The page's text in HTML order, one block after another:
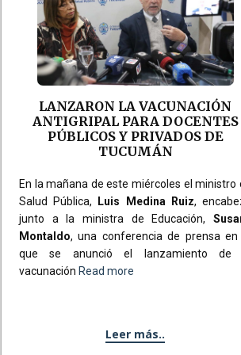
LANZARON LA VACUNACIÓN
ANTIGRIPAL PARA DOCENTES
PÚBLICOS Y PRIVADOS DE
TUCUMÁN
En la mañana de este miércoles el ministro
Salud Pública, Luis Medina Ruiz,
junto a la ministra de Educación,
Montaldo, una conferencia de prensa en
que se anunció el lanzamiento de
vacunación Read more
Leer más..